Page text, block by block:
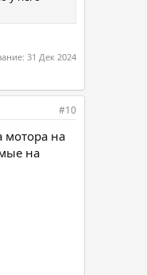
31 Дек 2024
#10
мотора на
на